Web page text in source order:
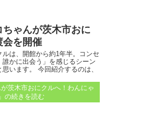
ゃんが茨木市おに
会を開催
は、開館から約1年半。コンセ
かに出会う」を感じるシーン
います。 今回紹介するのは、
茨木市おにクルへ！わんにゃ
の続きを読む